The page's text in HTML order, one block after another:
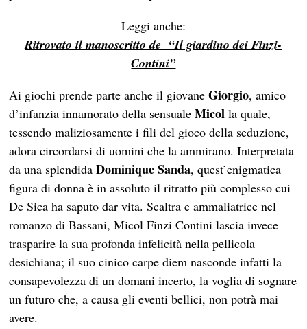
Leggi anche:
Ritrovato il manoscritto de “Il giardino dei Finzi-
Contini”
Ai giochi prende parte anche il giovaneGiorgio, amico
d’infanzia innamorato della sensualeMicol la quale,
tessendo maliziosamente i fili del gioco della seduzione,
adora circordarsi di uomini che la ammirano. Interpretata
da una splendidaDominique Sanda, quest’enigmatica
figura di donna è in assoluto il ritratto più complesso cui
De Sica ha saputo dar vita. Scaltra e ammaliatrice nel
romanzo di Bassani, Micol Finzi Contini lascia invece
trasparire la sua profonda infelicità nella pellicola
desichiana; il suo cinico carpe diem nasconde infatti la
consapevolezza di un domani incerto, la voglia di sognare
un futuro che, a causa gli eventi bellici, non potrà mai
avere.